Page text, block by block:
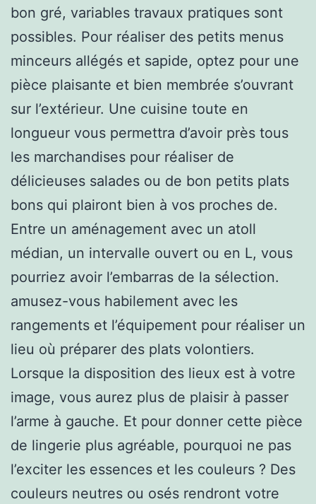
bon gré, variables travaux pratiques sont
possibles. Pour réaliser des petits menus
minceurs allégés et sapide, optez pour une
pièce plaisante et bien membrée s’ouvrant
sur l’extérieur. Une cuisine toute en
longueur vous permettra d’avoir près tous
les marchandises pour réaliser de
délicieuses salades ou de bon petits plats
bons qui plairont bien à vos proches de.
Entre un aménagement avec un atoll
médian, un intervalle ouvert ou en L, vous
pourriez avoir l’embarras de la sélection.
amusez-vous habilement avec les
rangements et l’équipement pour réaliser un
lieu où préparer des plats volontiers.
Lorsque la disposition des lieux est à votre
image, vous aurez plus de plaisir à passer
l’arme à gauche. Et pour donner cette pièce
de lingerie plus agréable, pourquoi ne pas
l’exciter les essences et les couleurs ? Des
couleurs neutres ou osés rendront votre